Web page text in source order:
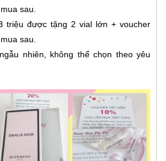
sau.
triệu được tặng 2 vial lớn + voucher
sau.
nhiên, không thể chọn theo yêu